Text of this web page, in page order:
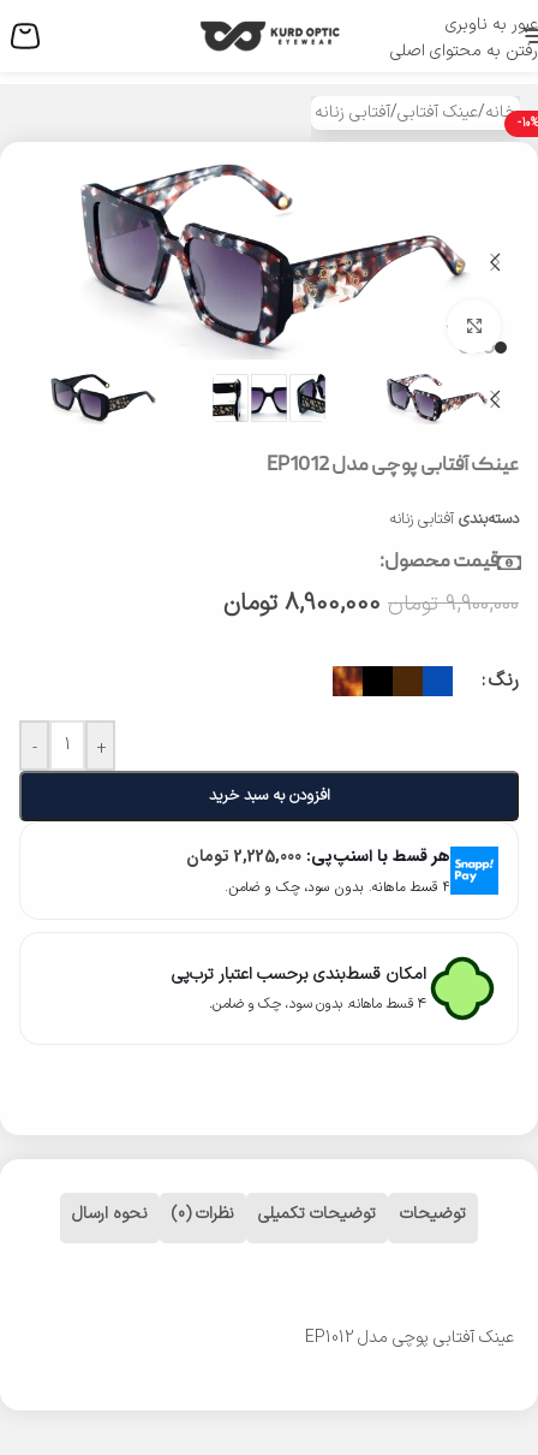
عبور به ناوبری
رفتن به محتوای اصلی
منو
خانه/عینک آفتابی/آفتابی زنانه -10%
بزرگنمایی تصویر
عینک آفتابی پوچی مدل EP1012
دسته‌بندی آفتابی زنانه
قیمت محصول:
9,900,000 تومان 8,900,000 تومان
رنگ
- +
افزودن به سبد خرید
هر قسط با اسنپ‌پی: 2,225,000 تومان
۴ قسط ماهانه. بدون سود، چک و ضامن.
امکان قسط‌بندی برحسب اعتبار ترب‌پی
۴ قسط ماهانه. بدون سود، چک و ضامن.
توضیحات توضیحات تکمیلی نظرات (0) نحوه ارسال
عینک آفتابی پوچی مدل EP1012